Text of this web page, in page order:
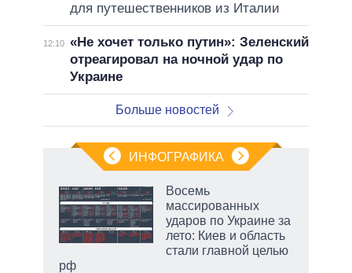
для путешественников из Италии
12:10 «Не хочет только путин»: Зеленский
отреагировал на ночной удар по
Украине
Больше новостей
ИНФОГРАФИКА
Восемь
массированных
ударов по Украине за
лето: Киев и область
стали главной целью
рф